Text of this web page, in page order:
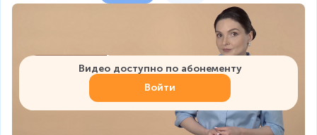
Видео доступно по абонементу
Войти